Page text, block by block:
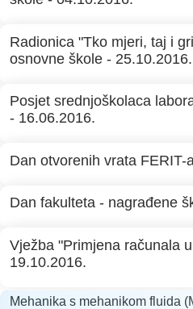
Radionica "Tko mjeri, taj i
osnovne škole - 25.10.2016.
Posjet srednjoškolaca
- 16.06.2016.
Dan otvorenih vrata FERIT-
Dan fakulteta - nagrađene
Vježba "Primjena računala
19.10.2016.
Mehanika s mehanikom fluida